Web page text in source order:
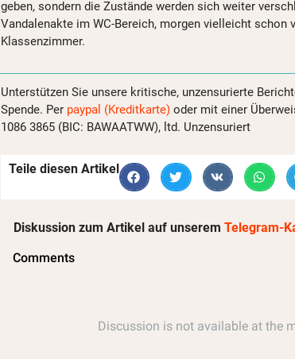
geben, sondern die Zustände werden sich weiter
Vandalenakte im WC-Bereich, morgen vielleicht schon
Klassenzimmer.
Unterstützen Sie unsere kritische, unzensurierte
Spende. Per paypal (Kreditkarte) oder mit einer
1086 3865 (BIC: BAWAATWW), ltd. Unzensuriert
Teile diesen Artikel
Diskussion zum Artikel auf unserem Telegram-